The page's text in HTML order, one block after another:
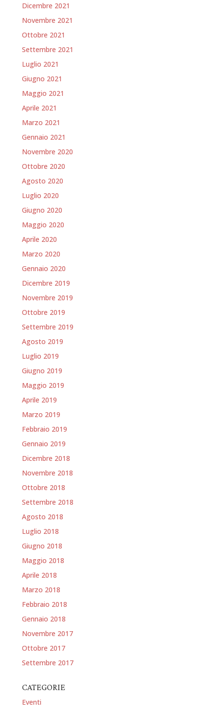
Dicembre 2021
Novembre 2021
Ottobre 2021
Settembre 2021
Luglio 2021
Giugno 2021
Maggio 2021
Aprile 2021
Marzo 2021
Gennaio 2021
Novembre 2020
Ottobre 2020
Agosto 2020
Luglio 2020
Giugno 2020
Maggio 2020
Aprile 2020
Marzo 2020
Gennaio 2020
Dicembre 2019
Novembre 2019
Ottobre 2019
Settembre 2019
Agosto 2019
Luglio 2019
Giugno 2019
Maggio 2019
Aprile 2019
Marzo 2019
Febbraio 2019
Gennaio 2019
Dicembre 2018
Novembre 2018
Ottobre 2018
Settembre 2018
Agosto 2018
Luglio 2018
Giugno 2018
Maggio 2018
Aprile 2018
Marzo 2018
Febbraio 2018
Gennaio 2018
Novembre 2017
Ottobre 2017
Settembre 2017
CATEGORIE
Eventi